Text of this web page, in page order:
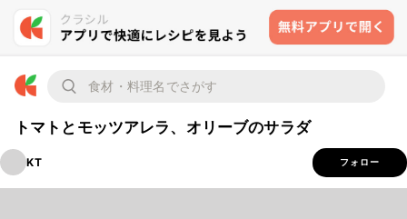
トマトとモッツアレラ、オリーブのサラダ
KT フォロー